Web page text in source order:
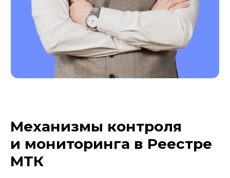
Механизмы контроля
и мониторинга в Реестре
МТК